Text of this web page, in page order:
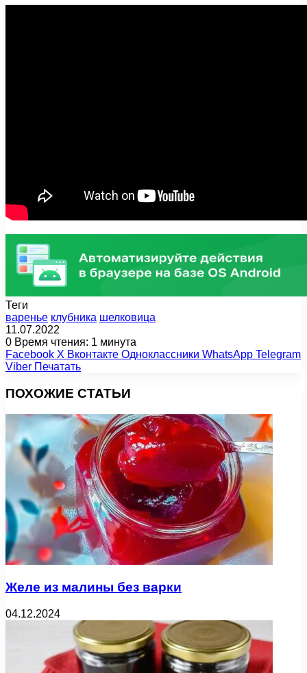
Теги
варенье клубника шелковица
11.07.2022
0 Время чтения: 1 минута
Facebook X Вконтакте Одноклассники WhatsApp Telegram
Viber Печатать
ПОХОЖИЕ СТАТЬИ
Желе из малины без варки
04.12.2024